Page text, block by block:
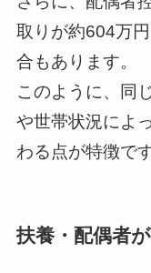
取りが約604万
合もあります。
このように、同
や世帯状況によ
わる点が特徴です
扶養・配偶者